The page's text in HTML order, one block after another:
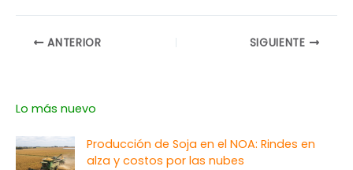
ANTERIOR SIGUIENTE
Lo más nuevo
Producción de Soja en el NOA: Rindes en
alza y costos por las nubes